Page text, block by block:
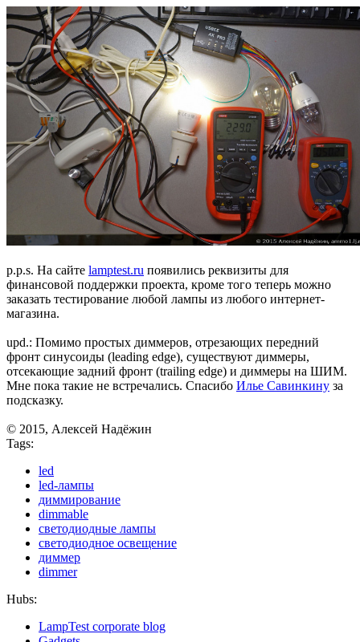
p.p.s. На сайте lamptest.ru появились реквизиты для
финансовой поддержки проекта, кроме того теперь можно
заказать тестирование любой лампы из любого интернет-
магазина.
upd.: Помимо простых диммеров, отрезающих передний
фронт синусоиды (leading edge), существуют диммеры,
отсекающие задний фронт (trailing edge) и диммеры на ШИМ.
Мне пока такие не встречались. Спасибо Илье Савинкину за
подсказку.
© 2015, Алексей Надёжин
Tags:
led
led-лампы
диммирование
dimmable
светодиодные лампы
светодиодное освещение
диммер
dimmer
Hubs:
LampTest corporate blog